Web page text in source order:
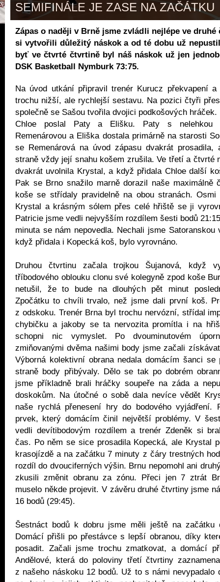
SEMIFINÁLE JE ZASE NA ZAČÁTKU
Zápas o naději v Brně jsme zvládli nejlépe ve
si vytvořili důležitý náskok a od té dobu už
byť ve čtvrté čtvrtině byl náš náskok už jen
DSK Basketball Nymburk 73:75.
Na úvod utkání připravil trenér Kurucz překvapení
trochu nižší, ale rychlejší sestavu. Na pozici čtyři
společně se Sašou tvořila dvojici podkošových
Chloe poslal Paty a Elišku. Paty s nelehkou
Remenárovou a Eliška dostala primárně na starosti
se Remenárová na úvod zápasu dvakrát prosadila,
straně vždy její snahu košem zrušila. Ve třetí a čtvrté
dvakrát uvolnila Krystal, a když přidala Chloe další
Pak se Brno snažilo marně dorazil naše maximálně
koše se střídaly pravidelně na obou stranách. Osmi
Krystal a krásným sólem přes celé hřiště se ji
Patricie jsme vedli nejvyšším rozdílem šesti bodů
minuta se nám nepovedla. Nechali jsme Satoranskou
když přidala i Kopecká koš, bylo vyrovnáno.
Druhou čtvrtinu začala trojkou Šujanová, když
tříbodového oblouku clonu své kolegyně zpod koše
netušil, že to bude na dlouhých pět minut
Zpočátku to chvíli trvalo, než jsme dali první koš.
z odskoku. Trenér Brna byl trochu nervózní, střídal
chybičku a jakoby se ta nervozita promítla i na
schopni nic vymyslet. Po dvouminutovém
zmiňovanými dvěma našimi body jsme začali
Výborná kolektivní obrana nedala domácím šanci se
straně body přibývaly. Dělo se tak po dobrém
jsme příkladně brali hráčky soupeře na záda a
doskokům. Na útočné o sobě dala nevíce vědět
naše rychlá přenesení hry do bodového vyjádření.
prvek, který domácím činil největší problémy. V
vedli devítibodovým rozdílem a trenér Zdeněk si
čas. Po něm se sice prosadila Kopecká, ale Krystal
krasojízdě a na začátku 7 minuty z čáry trestných
rozdíl do dvouciferných výšin. Brnu nepomohl ani
zkusili změnit obranu za zónu. Přeci jen 7 ztrát
muselo někde projevit. V závěru druhé čtvrtiny jsme
16 bodů (29:45).
Šestnáct bodů k dobru jsme měli ještě na začátku
Domácí přišli po přestávce s lepší obranou, díky
posadit. Začali jsme trochu zmatkovat, a domácí
Andělové, která do poloviny třetí čtvrtiny
z našeho náskoku 12 bodů. Už to s námi nevypadalo